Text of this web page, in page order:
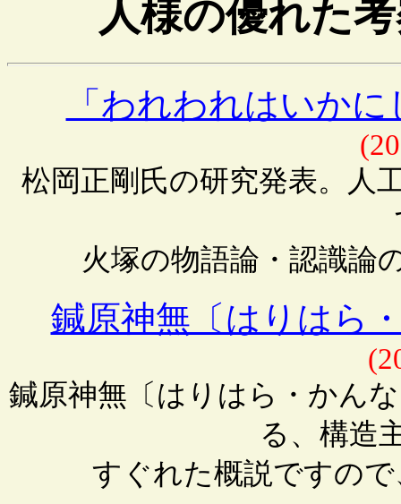
人様の優れた
「われわれはいか
松岡正剛氏の研究発表。人
火塚の物語論・認識論
鍼原神無〔はりはら
鍼原神無〔はりはら・かん
る、構造
すぐれた概説ですの